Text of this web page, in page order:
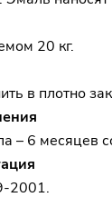
20 кг.
в плотно
– 6 месяцев
2001.